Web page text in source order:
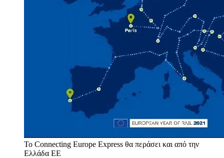
Το Connecting Europe Express θα περάσει και από την
Ελλάδα ΕΕ